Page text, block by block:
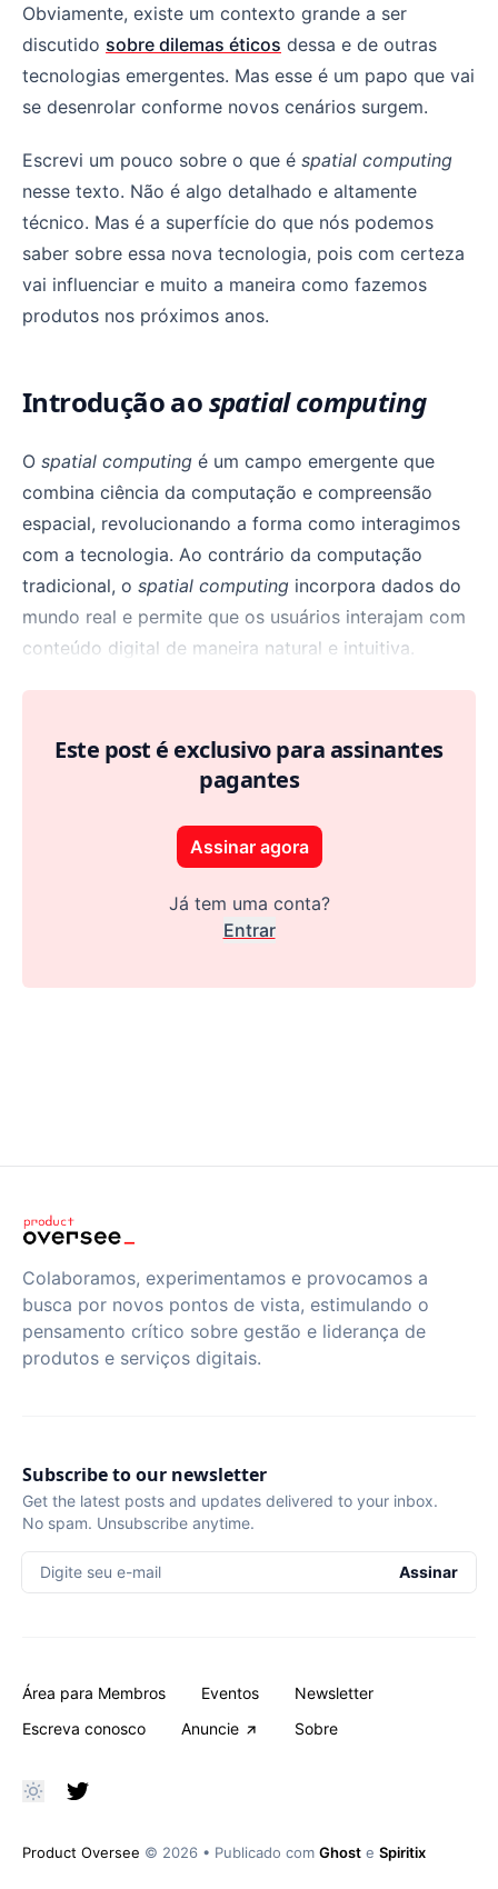
Obviamente, existe um contexto grande a ser
discutido sobre dilemas éticos dessa e de outras
tecnologias emergentes. Mas esse é um papo que vai
se desenrolar conforme novos cenários surgem.
Escrevi um pouco sobre o que é spatial computing
nesse texto. Não é algo detalhado e altamente
técnico. Mas é a superfície do que nós podemos
saber sobre essa nova tecnologia, pois com certeza
vai influenciar e muito a maneira como fazemos
produtos nos próximos anos.
Introdução aospatial computing
O spatial computing é um campo emergente que
combina ciência da computação e compreensão
espacial, revolucionando a forma como interagimos
com a tecnologia. Ao contrário da computação
tradicional, o spatial computing incorpora dados do
mundo real e permite que os usuários interajam com
conteúdo digital de maneira natural e intuitiva.
Este post é exclusivo para assinantes
pagantes
Assinar agora
Já tem uma conta?
Entrar
Colaboramos, experimentamos e provocamos a
busca por novos pontos de vista, estimulando o
pensamento crítico sobre gestão e liderança de
produtos e serviços digitais.
Subscribe to our newsletter
Get the latest posts and updates delivered to your inbox.
No spam. Unsubscribe anytime.
Digite seu e-mail Assinar
Área para Membros Eventos
Newsletter
Escreva conosco
Anuncie Sobre
Product Oversee © 2026 • Publicado com Ghost e Spiritix